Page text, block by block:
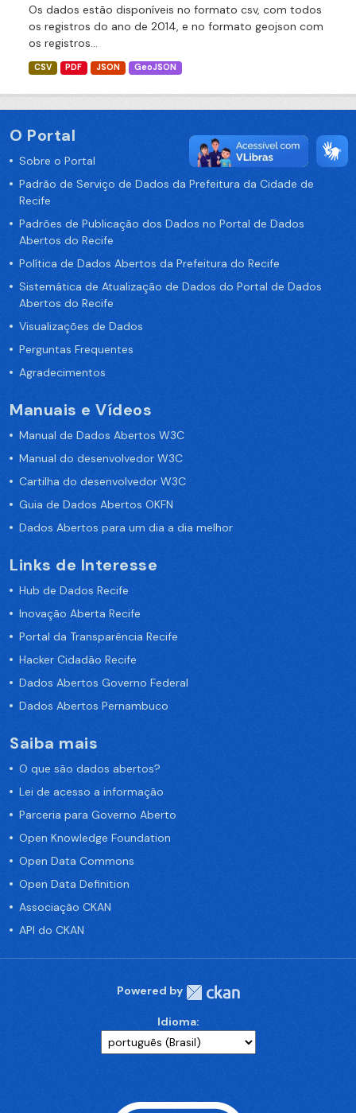
Os dados estão disponíveis no formato csv, com todos
os registros do ano de 2014, e no formato geojson com
os registros...
CSV PDF JSON GeoJSON
O Portal
Sobre o Portal
Padrão de Serviço de Dados da Prefeitura da Cidade de
Recife
Padrões de Publicação dos Dados no Portal de Dados
Abertos do Recife
Política de Dados Abertos da Prefeitura do Recife
Sistemática de Atualização de Dados do Portal de Dados
Abertos do Recife
Visualizações de Dados
Perguntas Frequentes
Agradecimentos
Manuais e Vídeos
Manual de Dados Abertos W3C
Manual do desenvolvedor W3C
Cartilha do desenvolvedor W3C
Guia de Dados Abertos OKFN
Dados Abertos para um dia a dia melhor
Links de Interesse
Hub de Dados Recife
Inovação Aberta Recife
Portal da Transparência Recife
Hacker Cidadão Recife
Dados Abertos Governo Federal
Dados Abertos Pernambuco
Saiba mais
O que são dados abertos?
Lei de acesso a informação
Parceria para Governo Aberto
Open Knowledge Foundation
Open Data Commons
Open Data Definition
Associação CKAN
API do CKAN
Powered by
Idioma